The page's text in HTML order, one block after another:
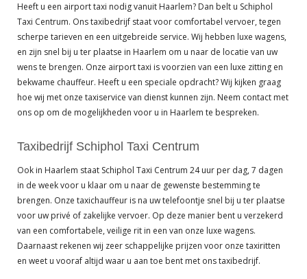
Heeft u een airport taxi nodig vanuit Haarlem? Dan belt u Schiphol
Taxi Centrum. Ons taxibedrijf staat voor comfortabel vervoer, tegen
scherpe tarieven en een uitgebreide service. Wij hebben luxe wagens,
en zijn snel bij u ter plaatse in Haarlem om u naar de locatie van uw
wens te brengen. Onze airport taxi is voorzien van een luxe zitting en
bekwame chauffeur. Heeft u een speciale opdracht? Wij kijken graag
hoe wij met onze taxiservice van dienst kunnen zijn. Neem contact met
ons op om de mogelijkheden voor u in Haarlem te bespreken.
Taxibedrijf Schiphol Taxi Centrum
Ook in Haarlem staat Schiphol Taxi Centrum 24 uur per dag, 7 dagen
in de week voor u klaar om u naar de gewenste bestemming te
brengen. Onze taxichauffeur is na uw telefoontje snel bij u ter plaatse
voor uw privé of zakelijke vervoer. Op deze manier bent u verzekerd
van een comfortabele, veilige rit in een van onze luxe wagens.
Daarnaast rekenen wij zeer schappelijke prijzen voor onze taxiritten
en weet u vooraf altijd waar u aan toe bent met ons taxibedrijf.